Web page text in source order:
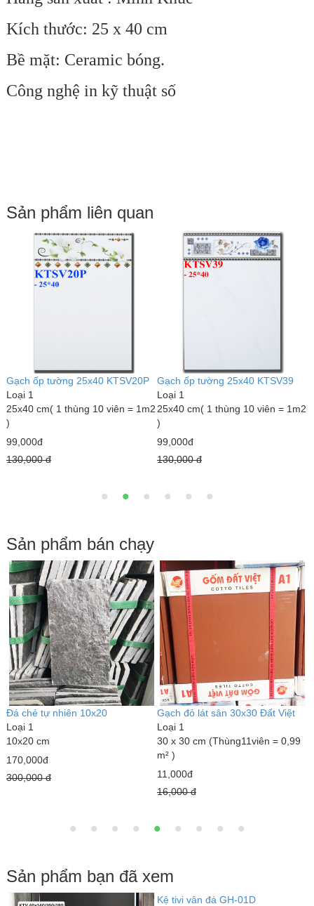
Kích thước: 25 x 40 cm
Bề mặt: Ceramic bóng.
Công nghệ in kỹ thuật số
Sản phẩm liên quan
Gạch ốp tường 25x40 KTSV20P
Loại 1
25x40 cm( 1 thùng 10 viên = 1m2
)
99,000đ
130,000 đ
Gạch ốp tường 25x40 KTSV39
Loại 1
25x40 cm( 1 thùng 10 viên = 1m2
)
99,000đ
130,000 đ
Sản phẩm bán chạy
Đá chẻ tự nhiên 10x20
Loại 1
10x20 cm
170,000đ
300,000 đ
Gạch đỏ lát sân 30x30 Đất Việt
Loại 1
30 x 30 cm (Thùng11viên = 0,99
m² )
11,000đ
16,000 đ
Sản phẩm bạn đã xem
Kệ tivi vân đá GH-01D